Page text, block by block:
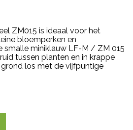
ZM015 is ideaal voor het
bloemperken en
smalle miniklauw LF-M / ZM 015
tussen planten en in krappe
los met de vijfpuntige